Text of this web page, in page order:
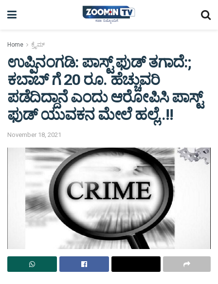
Home ಕ್ರೈಮ್
ಉಪ್ಪಿನಂಗಡಿ: ಪಾಸ್ಟ್ ಫುಡ್ ತಗಾದೆ:;
ಕಬಾಬ್ ಗೆ 20 ರೂ. ಹೆಚ್ಚುವರಿ
ಪಡೆದಿದ್ದಾನೆ ಎಂದು ಆರೋಪಿಸಿ ಪಾಸ್ಟ್
ಫುಡ್ ಯುವಕನ ಮೇಲೆ ಹಲ್ಲೆ..!!
November 18, 2021